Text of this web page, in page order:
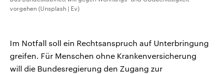
vorgehen (Unsplash | Ev)
Im Notfall soll ein Rechtsanspruch auf Unterbringung
greifen. Für Menschen ohne Krankenversicherung
will die Bundesregierung den Zugang zur